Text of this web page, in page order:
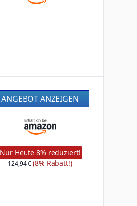
ANGEBOT ANZEIGEN
Nur Heute 8% reduziert!
124,94 €(8% Rabatt!)